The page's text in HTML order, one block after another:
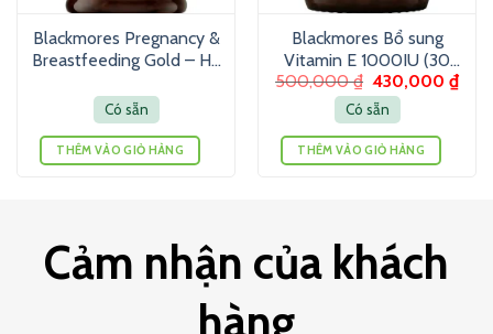
Blackmores Pregnancy &
Breastfeeding Gold – Hỗ
mẹ bầu (180 viên)
Có sẵn
THÊM VÀO GIỎ HÀNG
Blackmores Bổ sung
Vitamin E 1000IU (30
viên)
500,000₫ 430,000 ₫
Có sẵn
THÊM VÀO GIỎ HÀNG
Cảm nhận của khách
hàng